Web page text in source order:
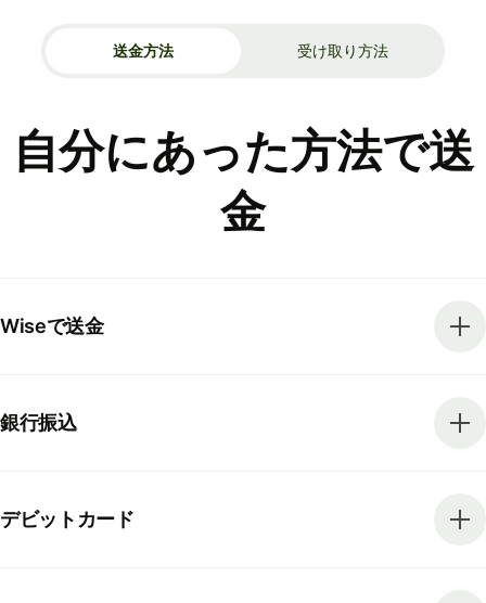
送金方法 受け取り方法
自分にあった方法で送
金
Wiseで送金
銀行振込
デビットカード